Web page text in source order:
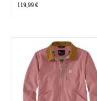
119,99 €